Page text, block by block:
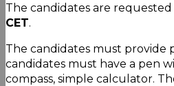
The candidates are
CET.
The candidates must provide
candidates must have a pen
compass, simple calculator.